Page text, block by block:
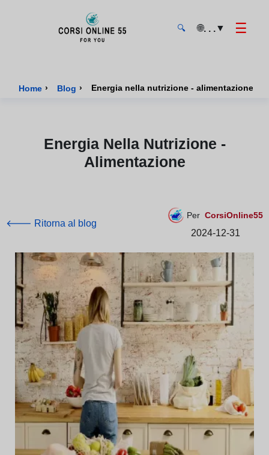
🔍 🌐. . .▼ ☰
Home › Blog › Energia nella nutrizione - alimentazione
Energia Nella Nutrizione -
Alimentazione
🡐 Ritorna al blog
Per CorsiOnline55
2024-12-31